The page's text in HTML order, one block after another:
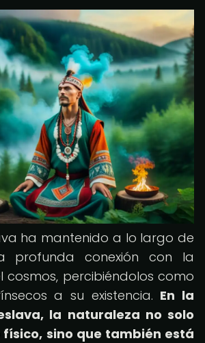
ha mantenido a lo largo de
profunda conexión con la
cosmos, percibiéndolos como
a su existencia. En la
la naturaleza no solo
físico, sino que también está